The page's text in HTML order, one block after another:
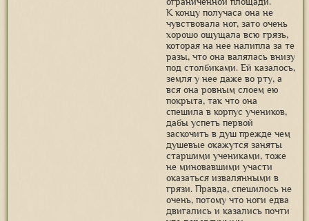
К концу получаса она не
чувствовала ног, зато очень
хорошо ощущала всю грязь,
которая на нее налипла за те
разы, что она валялась внизу
под столбиками. Ей казалось,
земля у нее даже во рту, а
вся она ровным слоем ею
покрыта, так что она
спешила в корпус учеников,
дабы успеть первой
заскочить в душ прежде чем
душевые окажутся заняты
старшими учениками, тоже
не миновавшими участи
оказаться извалянными в
грязи. Правда, спешилось не
очень, потому что ноги едва
двигались и казались почти